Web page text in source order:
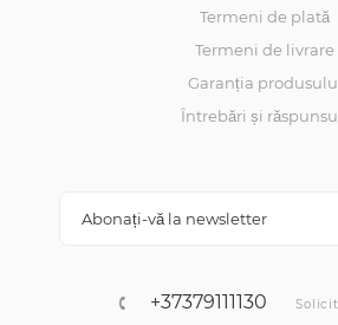
Termeni de plată
Termeni de livrare
Garanția
Întrebări și
Abonați-vă la newsletter
+37379111130